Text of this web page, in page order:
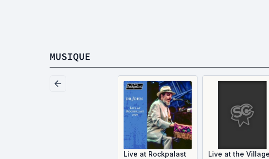
MUSIQUE
Live at Rockpalast
Live at the Village